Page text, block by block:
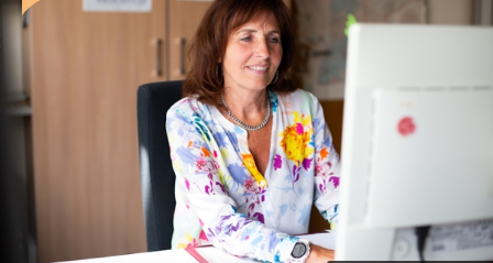
Karriere
Sozialdienste & Zuweisende
Leichte Sprache